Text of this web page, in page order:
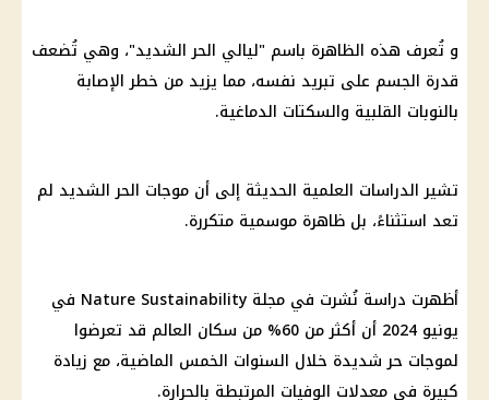
و تُعرف هذه الظاهرة باسم "ليالي الحر الشديد"، وهي تُضعف
قدرة الجسم على تبريد نفسه، مما يزيد من خطر الإصابة
بالنوبات القلبية والسكتات الدماغية.
تشير الدراسات العلمية الحديثة إلى أن موجات الحر الشديد لم
تعد استثناءً، بل ظاهرة موسمية متكررة.
أظهرت دراسة نُشرت في مجلة Nature Sustainability في
يونيو 2024 أن أكثر من 60% من سكان العالم قد تعرضوا
لموجات حر شديدة خلال السنوات الخمس الماضية، مع زيادة
كبيرة في معدلات الوفيات المرتبطة بالحرارة.